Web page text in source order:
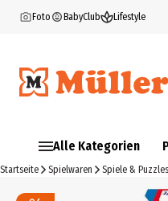
Foto BabyClub Lifestyle
Alle Kategorien
Startseite Spielwaren Spiele & Puzzles